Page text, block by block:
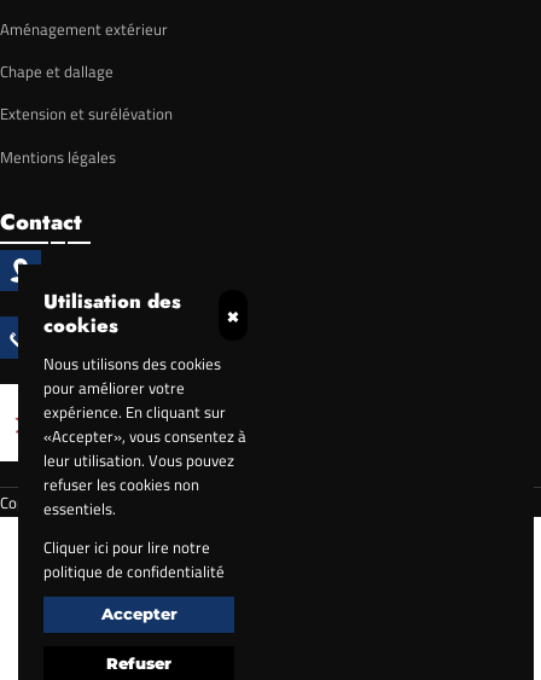
Utilisation des
cookies
×
Nous utilisons des cookies
pour améliorer votre
expérience. En cliquant sur
«Accepter», vous consentez à
leur utilisation. Vous pouvez
refuser les cookies non
essentiels.
Cliquer ici pour lire notre
politique de confidentialité
Accepter
Refuser
Aménagement extérieur
Chape et dallage
Extension et surélévation
Mentions légales
Contact
07 67 67 42 32
Copyright 2025 ©